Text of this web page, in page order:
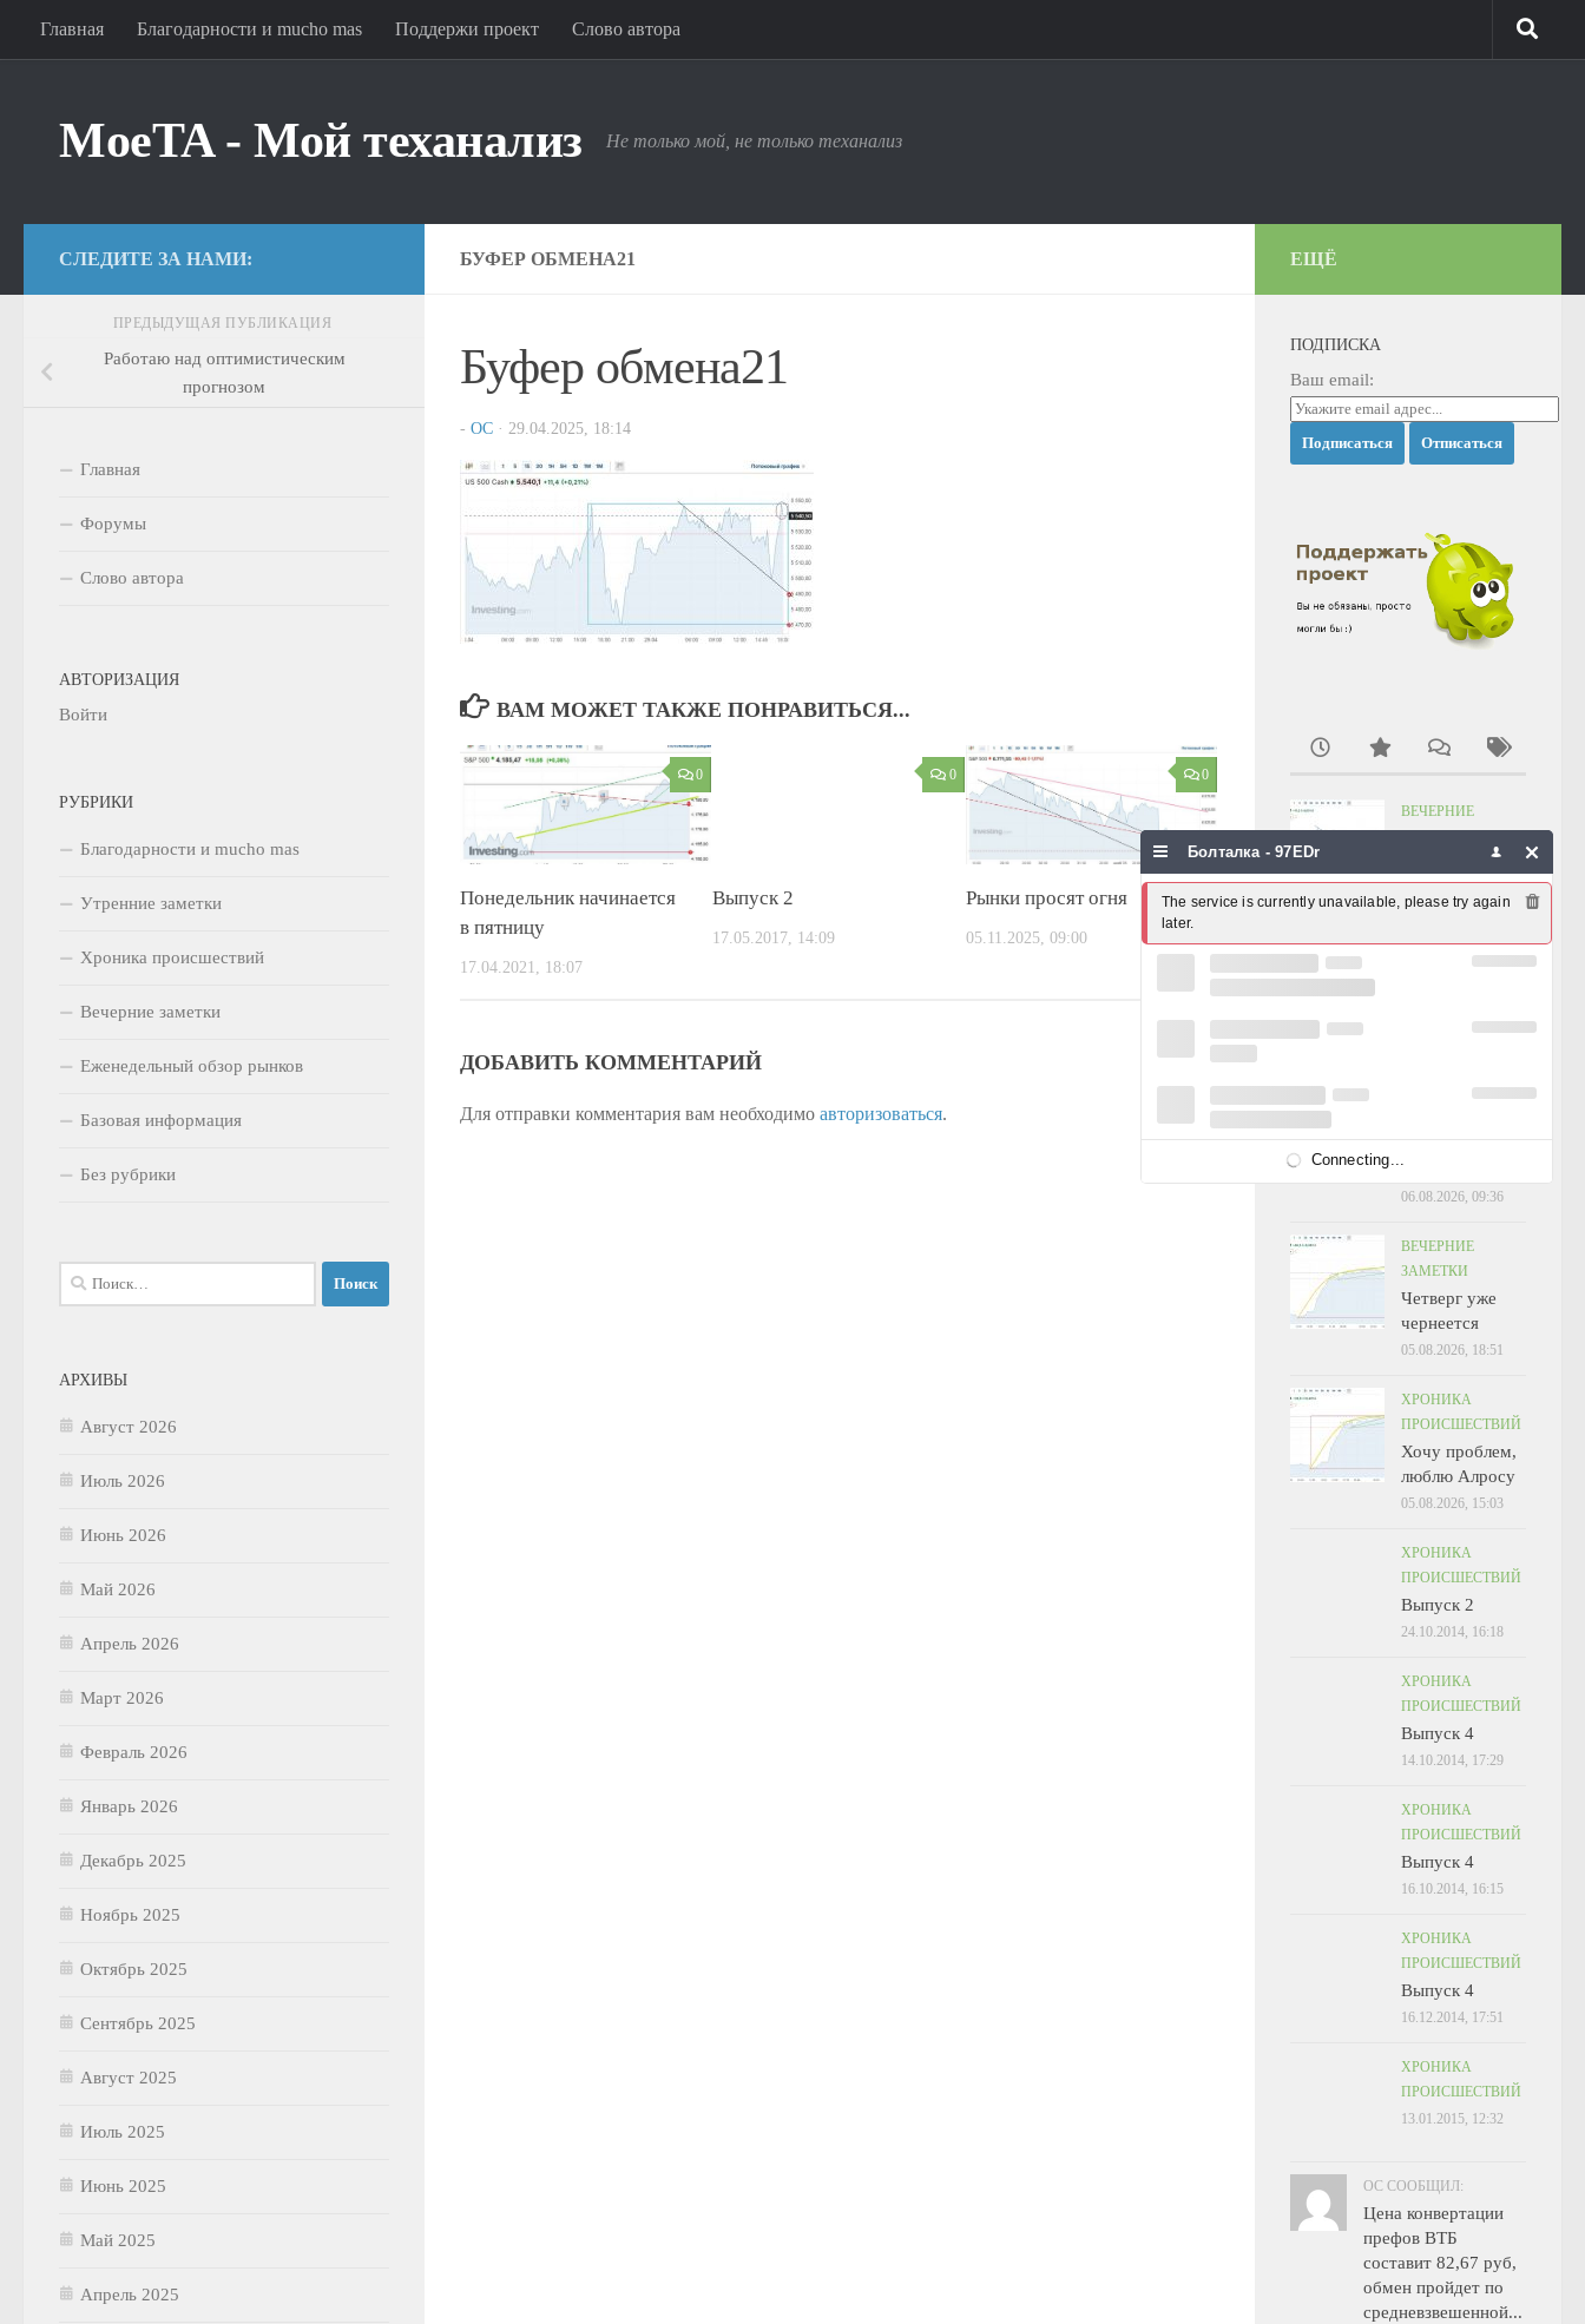
Перейти к содержимому
Главная Благодарности и mucho mas Поддержи проект Слово автора
MoeTA - Мой теханализ Не только мой, не только теханализ
БУФЕР ОБМЕНА21
Буфер обмена21
- OC · 29.04.2025, 18:14
ВАМ МОЖЕТ ТАКЖЕ ПОНРАВИТЬСЯ...
0
Понедельник начинается
в пятницу
17.04.2021, 18:07
0
Выпуск 2
17.05.2017, 14:09
0
Рынки просят огня
05.11.2025, 09:00
ДОБАВИТЬ КОММЕНТАРИЙ
Для отправки комментария вам необходимо авторизоваться.
СЛЕДИТЕ ЗА НАМИ:
ПРЕДЫДУЩАЯ ПУБЛИКАЦИЯ
Работаю над оптимистическим
прогнозом
Главная
Форумы
Слово автора
АВТОРИЗАЦИЯ
Войти
РУБРИКИ
Благодарности и mucho mas
Утренние заметки
Хроника происшествий
Вечерние заметки
Еженедельный обзор рынков
Базовая информация
Без рубрики
Найти:
АРХИВЫ
Август 2026
Июль 2026
Июнь 2026
Май 2026
Апрель 2026
Март 2026
Февраль 2026
Январь 2026
Декабрь 2025
Ноябрь 2025
Октябрь 2025
Сентябрь 2025
Август 2025
Июль 2025
Июнь 2025
Май 2025
Апрель 2025
ЕЩЁ
ПОДПИСКА
Ваш email:
ВЕЧЕРНИЕ
ХРОНИКА
ПРОИСШЕСТВИЙ
А что? .. А
вдруг?
06.08.2026, 09:36
ВЕЧЕРНИЕ
ЗАМЕТКИ
Четверг уже
чернеется
05.08.2026, 18:51
ХРОНИКА
ПРОИСШЕСТВИЙ
Хочу проблем,
люблю Алросу
05.08.2026, 15:03
ХРОНИКА
ПРОИСШЕСТВИЙ
Выпуск 2
24.10.2014, 16:18
ХРОНИКА
ПРОИСШЕСТВИЙ
Выпуск 4
14.10.2014, 17:29
ХРОНИКА
ПРОИСШЕСТВИЙ
Выпуск 4
16.10.2014, 16:15
ХРОНИКА
ПРОИСШЕСТВИЙ
Выпуск 4
16.12.2014, 17:51
ХРОНИКА
ПРОИСШЕСТВИЙ
13.01.2015, 12:32
OC СООБЩИЛ:
Цена конвертации
префов ВТБ
составит 82,67 руб,
обмен пройдет по
средневзвешенной...
Болталка - 97EDr
The service is currently unavailable, please try again
later.
Connecting...